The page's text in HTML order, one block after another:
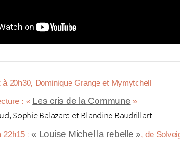
20h30, Dominique Grange et Mymytchell
: « Les cris de la Commune »
Sophie Balazard et Blandine Baudrillart
22h15 : « Louise Michel la rebelle », de